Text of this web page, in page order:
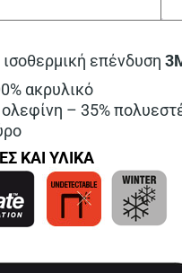
επένδυση
ακρυλικό
ολεφίνη – 35%
ΚΑΙ ΥΛΙΚΑ